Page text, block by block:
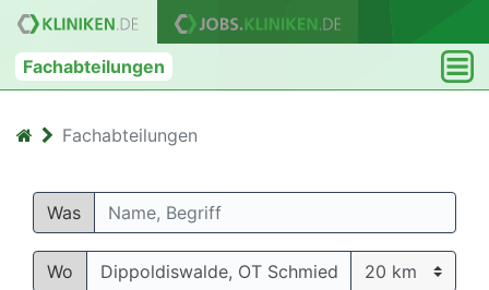
Fachabteilungen
Fachabteilungen
Was
Wo